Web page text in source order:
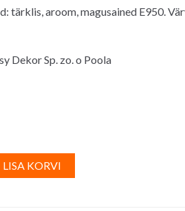
tärklis, aroom, magusained E950.
Dekor Sp. zo. o Poola
LISA KORVI
l